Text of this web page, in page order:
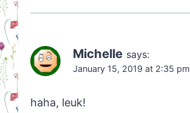
Michelle says:
January 15, 2019 at 2:35 pm
haha, leuk!